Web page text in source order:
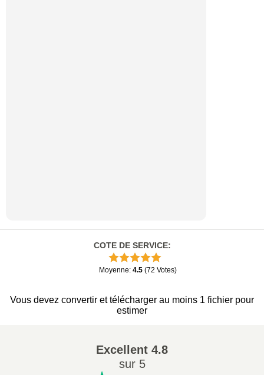
COTE DE SERVICE:
Moyenne: 4.5 (72 Votes)
Vous devez convertir et télécharger au moins 1 fichier pour
estimer
Excellent 4.8
sur 5